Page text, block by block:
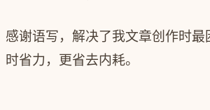
感谢语写，解决了我文章创作时最
时省力，更省去内耗。